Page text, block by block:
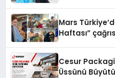
Mars
Haftası”
Cesur
Üssünü